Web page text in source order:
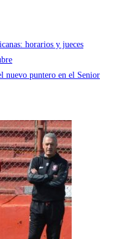
horarios y jueces
nuevo puntero en el Senior